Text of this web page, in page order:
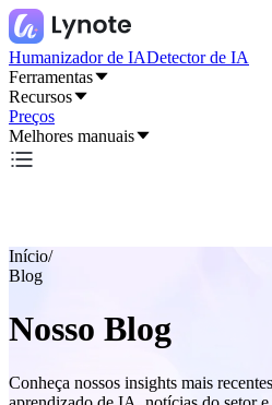
Humanizador de IADetector de IA
Ferramentas
Recursos
Preços
Melhores manuais
Início/
Blog
Nosso Blog
Conheça nossos insights mais